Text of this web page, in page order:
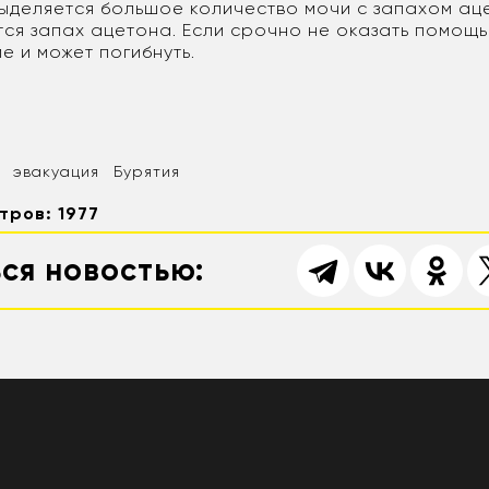
большое количество мочи с запахом
запах ацетона. Если срочно не оказать
и может погибнуть.
эвакуация Бурятия
1977
новостью: